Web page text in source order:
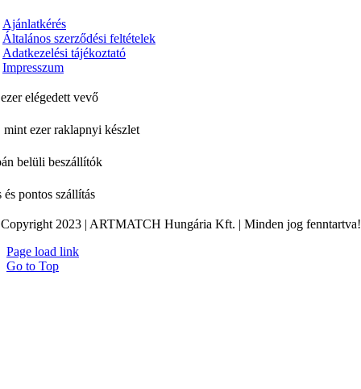
Ajánlatkérés
Általános szerződési feltételek
Adatkezelési tájékoztató
Impresszum
elégedett vevő
mint ezer raklapnyi készlet
belüli beszállítók
és pontos szállítás
Copyright 2023 | ARTMATCH Hungária Kft. | Minden jog fenntartva!
Page load link
Go to Top